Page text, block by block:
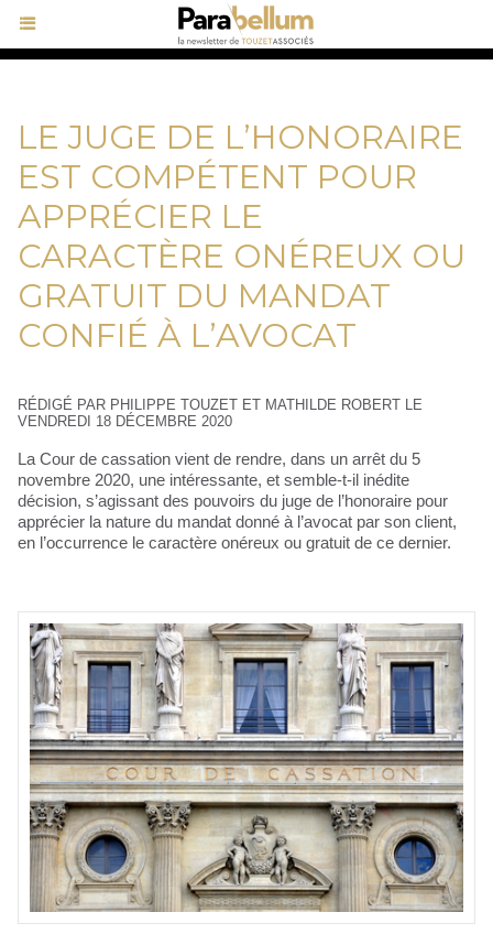
LE JUGE DE L’HONORAIRE
EST COMPÉTENT POUR
APPRÉCIER LE
CARACTÈRE ONÉREUX OU
GRATUIT DU MANDAT
CONFIÉ À L’AVOCAT
RÉDIGÉ PAR PHILIPPE TOUZET ET MATHILDE ROBERT LE
VENDREDI 18 DÉCEMBRE 2020
La Cour de cassation vient de rendre, dans un arrêt du 5
novembre 2020, une intéressante, et semble-t-il inédite
décision, s’agissant des pouvoirs du juge de l’honoraire pour
apprécier la nature du mandat donné à l’avocat par son client,
en l’occurrence le caractère onéreux ou gratuit de ce dernier.